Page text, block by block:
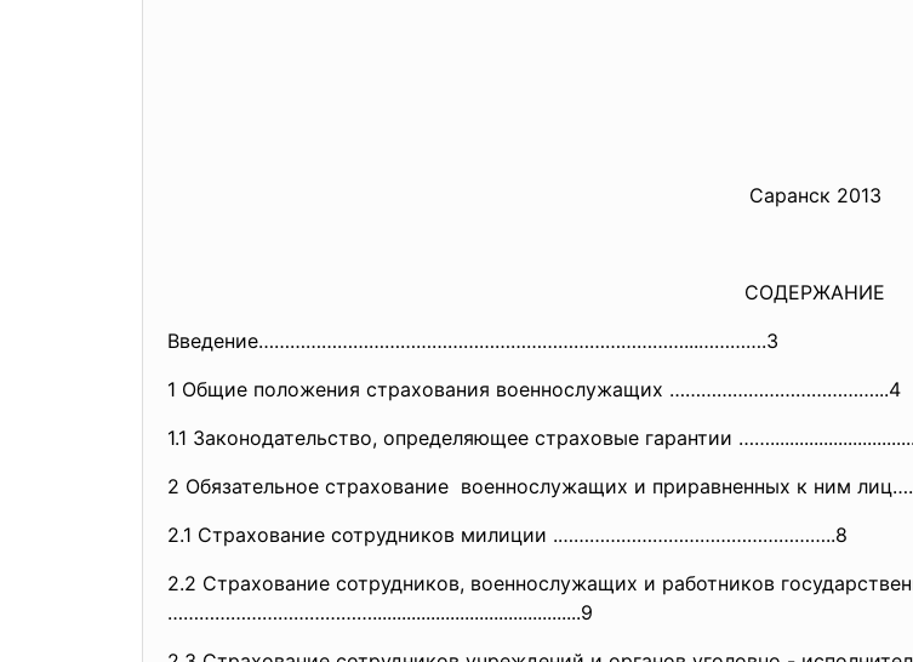
Саранск 2013
СОДЕРЖАНИЕ
Введение………………………………………………………………………...………….3
1 Общие положения страхования военнослужащих …………………………………...4
1.1 Законодательство, определяющее страховые гарантии ……............................
2 Обязательное страхование военнослужащих и приравненных к ним
2.1 Страхование сотрудников милиции .……………………………………………..8
2.2 Страхование сотрудников, военнослужащих и работников
…………………………………...........................................9